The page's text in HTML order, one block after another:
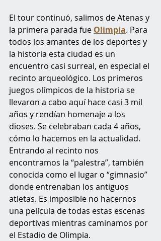
El tour continuó, salimos de Atenas y
la primera parada fue Olimpia. Para
todos los amantes de los deportes y
la historia esta ciudad es un
encuentro casi surreal, en especial el
recinto arqueológico. Los primeros
juegos olímpicos de la historia se
llevaron a cabo aquí hace casi 3 mil
años y rendían homenaje a los
dioses. Se celebraban cada 4 años,
cómo lo hacemos en la actualidad.
Entrando al recinto nos
encontramos la “palestra”, también
conocida como el lugar o “gimnasio”
donde entrenaban los antiguos
atletas. Es imposible no hacernos
una película de todas estas escenas
deportivas mientras caminamos por
el Estadio de Olimpia.